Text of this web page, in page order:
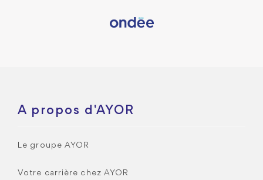
A propos d'AYOR
Le groupe AYOR
Votre carrière chez AYOR